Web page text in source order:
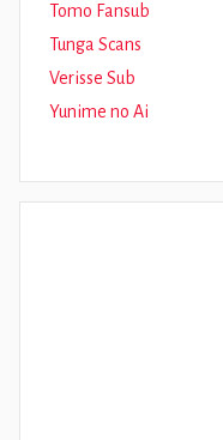
Tomo Fansub
Tunga Scans
Verisse Sub
Yunime no Ai